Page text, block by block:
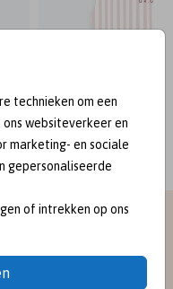
technieken om een
websiteverkeer en
marketing- en sociale
gepersonaliseerde
of intrekken op ons